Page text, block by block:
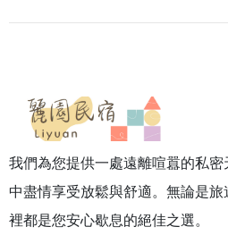
我們為您提供一處遠離喧囂的私
中盡情享受放鬆與舒適。無論是
裡都是您安心歇息的絕佳之選。